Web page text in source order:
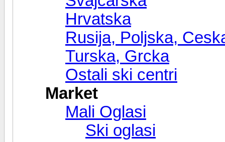
Hrvatska
Rusija, Poljska,
Turska, Grcka
Ostali ski centri
Market
Mali Oglasi
Ski oglasi